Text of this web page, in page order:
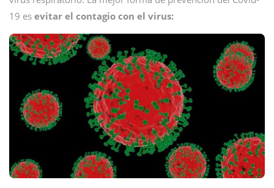
19 es evitar el contagio con el virus: